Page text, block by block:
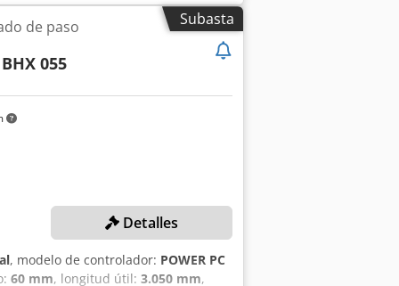
taladrado verticales y 4 husillos de
Si busca capacidades de
OPTIMAT BHX 055 que tenemos a
Centro de mecanizado CNC vertical
2018Datos técnicos • Centro de
200 - 3.050 mm • Ancho de la pieza
1 unidad • Potencia del
• Portaherramientas
• Husillos de taladrado vertical 13
de taladrado horizontales (Y) 2 •
/ Power Control PC 86 • Software
7 bar • Peso de la
× 1.895 mm • Marcado
de pedido original. Esta
vinculante.
Subasta
de paso
055
Detalles
, modelo de controlador: POWER PC
60 mm, longitud útil: 3.050 mm,